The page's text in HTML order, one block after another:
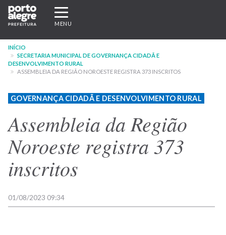
Pular
para
conteúdo
principal
Expandir/recolher
navegação
MENU
INÍCIO
SECRETARIA MUNICIPAL DE GOVERNANÇA CIDADÃ E
DESENVOLVIMENTO RURAL
ASSEMBLEIA DA REGIÃO NOROESTE REGISTRA 373 INSCRITOS
GOVERNANÇA CIDADÃ E DESENVOLVIMENTO RURAL
Assembleia da Região
Noroeste registra 373
inscritos
01/08/2023 09:34